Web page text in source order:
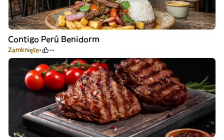
Contigo Perú Benidorm
Zamknięte --